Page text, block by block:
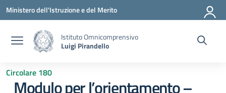
Vai ai contenuti
Vai al menu di navigazione
Vai al footer
Ministero dell'Istruzione e del Merito
Istituto Omnicomprensivo
Luigi Pirandello
Circolare 180
Modulo per l’orientamento –